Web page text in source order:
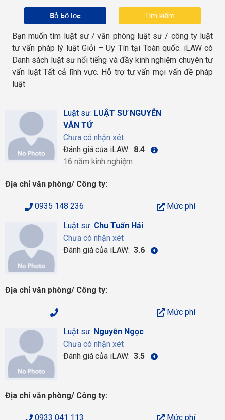
Bỏ bộ lọc
Bạn muốn tìm luật sư / văn phòng luật sư / công ty luật
tư vấn pháp lý luật Giỏi – Uy Tín tại Toàn quốc. iLAW có
Danh sách luật sư nổi tiếng và đầy kinh nghiệm chuyên tư
vấn luật Tất cả lĩnh vực. Hỗ trợ tư vấn mọi vấn đề pháp
luật
Luật sư: LUẬT SƯ NGUYỄN
VĂN TỨ
Chưa có nhận xét
Đánh giá của iLAW: 8.4
16 năm kinh nghiệm
Địa chỉ văn phòng/ Công ty:
0935 148 236
Mức phí
Luật sư: Chu Tuấn Hải
Chưa có nhận xét
Đánh giá của iLAW: 3.6
Địa chỉ văn phòng/ Công ty:
Mức phí
Luật sư: Nguyễn Ngọc
Chưa có nhận xét
Đánh giá của iLAW: 3.5
Địa chỉ văn phòng/ Công ty:
0933 041 113 Mức phí